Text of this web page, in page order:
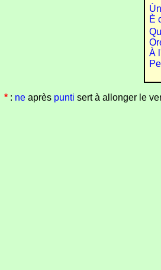
È
À
* : ne après punti sert à allonger le